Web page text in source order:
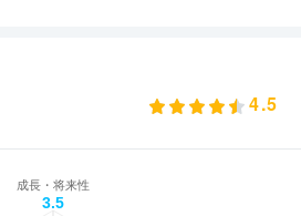
4.5
成長・将来性
3.5